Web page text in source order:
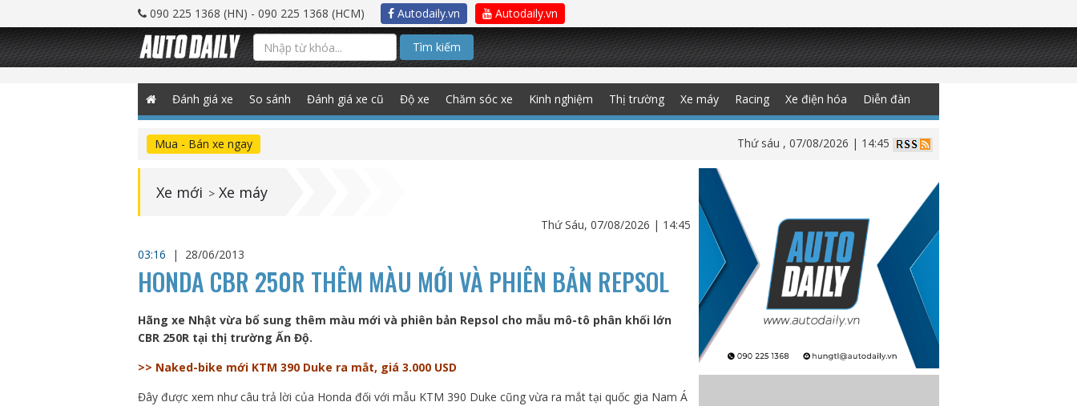
090 225 1368 (HN) - 090 225 1368 (HCM) Autodaily.vn Autodaily.vn
Tìm kiếm
Đánh giá xe So sánh Đánh giá xe cũ Độ xe Chăm sóc xe Kinh nghiệm Thị trường Xe máy Racing Xe điện hóa Diễn đàn
Mua - Bán xe ngay Thứ sáu , 07/08/2026 | 14:45
Xe mới > Xe máy
Thứ Sáu, 07/08/2026 | 14:45
03:16
| 28/06/2013
HONDA CBR 250R THÊM MÀU MỚI VÀ PHIÊN BẢN REPSOL
Hãng xe Nhật vừa bổ sung thêm màu mới và phiên bản Repsol cho mẫu mô-tô phân khối lớn
CBR 250R tại thị trường Ấn Độ.
>> Naked-bike mới KTM 390 Duke ra mắt, giá 3.000 USD
Đây được xem như câu trả lời của Honda đối với mẫu KTM 390 Duke cũng vừa ra mắt tại quốc gia Nam Á